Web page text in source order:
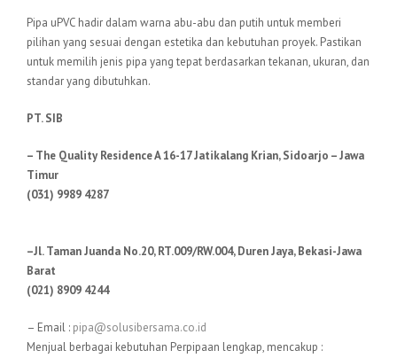
Pipa uPVC hadir dalam warna abu-abu dan putih untuk memberi
pilihan yang sesuai dengan estetika dan kebutuhan proyek. Pastikan
untuk memilih jenis pipa yang tepat berdasarkan tekanan, ukuran, dan
standar yang dibutuhkan.
PT. SIB
– The Quality Residence A 16-17 Jatikalang Krian, Sidoarjo – Jawa
Timur
(031) 9989 4287
–Jl. Taman Juanda No.20, RT.009/RW.004, Duren Jaya, Bekasi-Jawa
Barat
(021) 8909 4244
– Email : pipa@solusibersama.co.id
Menjual berbagai kebutuhan Perpipaan lengkap, mencakup :